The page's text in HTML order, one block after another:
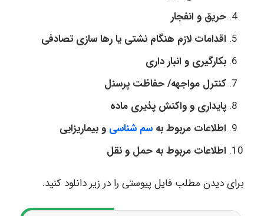
حریق و انفجار
اقدامات لازم هنگام نشتی یا رها سازی تصادفی
بکارگیری و انبار داری
کنترل مواجهه/ حفاظت پرسنل
پایداری و واکنش پذیری ماده
اطلاعات مربوط به سم شناسی و بیماریزایی
اطلاعات مربوط به حمل و نقل
برای دیدن مطلب فایل پیوستی را در زیر دانلود کنید.